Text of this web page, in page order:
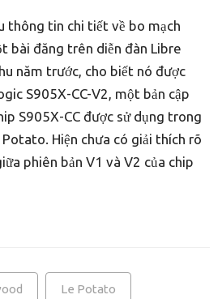
thông tin chi tiết về bo mạch
bài đăng trên diễn đàn Libre
năm trước, cho biết nó được
S905X-CC-V2, một bản cập
S905X-CC được sử dụng trong
Hiện chưa có giải thích rõ
phiên bản V1 và V2 của chip
Le Potato